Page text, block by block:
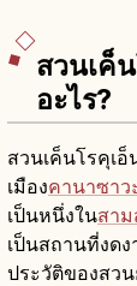
สวนเค็
อะไร?
สวนเค็นโรคุเ
เมืองคานาซาว
เป็นหนึ่งในสา
เป็นสถานที่งด
ประวัติของสว